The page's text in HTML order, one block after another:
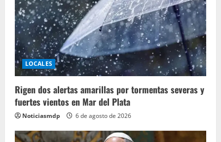
LOCALES
Rigen dos alertas amarillas por tormentas severas y
fuertes vientos en Mar del Plata
Noticiasmdp 6 de agosto de 2026